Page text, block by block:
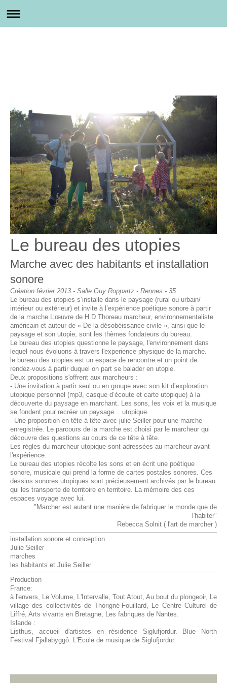
Le bureau des utopies
Marche avec des habitants et installation
sonore
Création février 2013 - Salle Guy Roppartz - Rennes - 35
Le bureau des utopies s’installe dans le paysage (rural ou urbain/
intérieur ou extérieur) et invite à l’expérience poétique sonore à partir
de la marche.L’œuvre de H.D Thoreau marcheur, environnementaliste
américain et auteur de « De la désobéissance civile », ainsi que le
paysage et son utopie, sont les thèmes fondateurs du bureau.
Le bureau des utopies questionne le paysage, l'environnement dans
lequel nous évoluons à travers l'experience physique de la marche.
le bureau des utopies est un espace de rencontre et un point de
rendez-vous à partir duquel on part se balader en utopie.
Deux propositions s'offrent aux marcheurs :
- Une invitation à partir seul ou en groupe avec son kit d’exploration
utopique personnel (mp3, casque d’écoute et carte utopique) à la
découverte du paysage en marchant. Les sons, les voix et la musique
se fondent pour recréer un paysage... utopique.
- Une proposition en tête à tête avec julie Seiller pour une marche
enregistrée. Le parcours de la marche est choisi par le marcheur qui
découvre des questions au cours de ce tête à tête.
Les règles du marcheur utopique sont adressées au marcheur avant
l'expérience.
Le bureau des utopies récolte les sons et en écrit une poétique
sonore, musicale qui prend la forme de cartes postales sonores. Ces
dessins sonores utopiques sont précieusement archivés par le bureau
qui les transporte de territoire en territoire. La mémoire des ces
espaces voyage avec lui.
"Marcher est autant une manière de fabriquer le monde que de
l'habiter"
Rebecca Solnit ( l'art de marcher )
installation sonore et conception
Julie Seiller
marches
les habitants et Julie Seiller
Production
France:
à l'envers, Le Volume, L'Intervalle,
Tout Atout, Au bout du plongeoir, Le
village des collectivités de Thorigné-Fouillard, Le Centre Culturel de
Liffré, Arts vivants en Bretagne, Les fabriques de Nantes.
Islande :
Listhus, accueil d'artistes en résidence Siglufjordur. Blue North
Festival Fjallabyggô. L'Ecole de musique de Siglufjordur.